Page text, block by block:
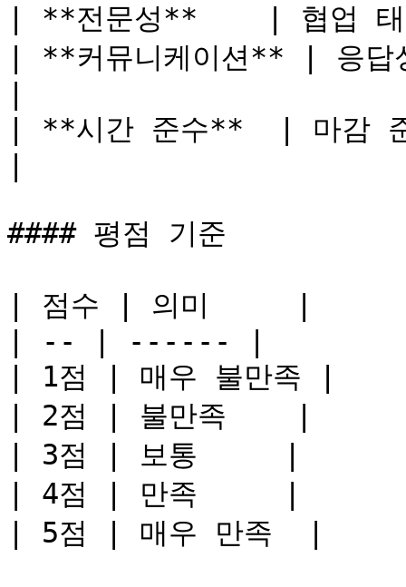
| **전문성**    | 협업
| **커뮤니케이션** | 응
| **시간 준수**  | 마감
#### 평점 기준
| 점수 | 의미     |
| -- | ------ |
| 1점 | 매우 불만족 |
| 2점 | 불만족    |
| 3점 | 보통     |
| 4점 | 만족     |
| 5점 | 매우 만족  |